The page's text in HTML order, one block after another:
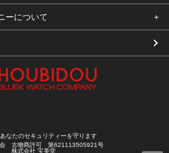
ーについて
なたのセキュリティーを守ります
会 古物商許可 第621113505921号
株式会社 宝美堂